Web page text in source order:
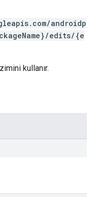
androidp
edits/{e
kullanır.